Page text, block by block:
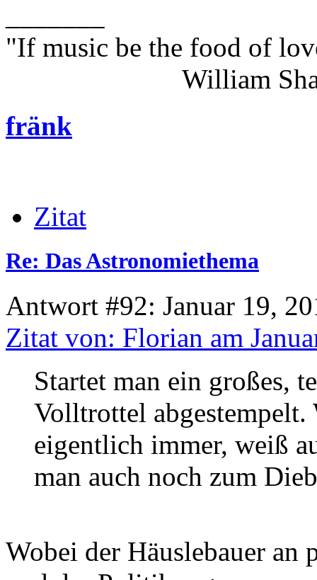
"If music be the food of
William
fränk
Zitat
Re: Das Astronomiethema
Antwort #92: Januar 19,
Zitat von: Florian am
Startet man ein großes,
Volltrottel
eigentlich immer, weiß
man auch noch zum
Wobei der Häuslebauer an